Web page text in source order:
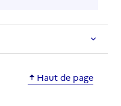
Haut de page